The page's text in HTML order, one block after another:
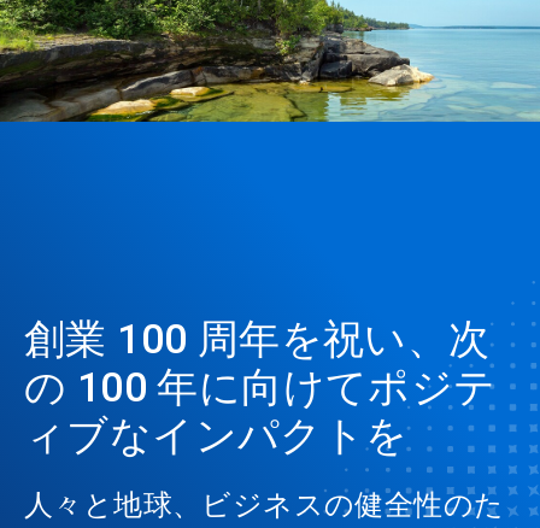
創業 100 周年を祝い、次
の 100 年に向けてポジテ
ィブなインパクトを
人々と地球、ビジネスの健全性のた